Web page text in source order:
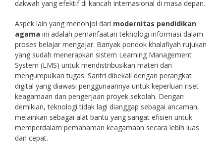
dakwah yang efektif di kancah internasional di masa depan.
Aspek lain yang menonjol dari modernitas pendidikan
agama ini adalah pemanfaatan teknologi informasi dalam
proses belajar mengajar. Banyak pondok khalafiyah rujukan
yang sudah menerapkan sistem Learning Management
System (LMS) untuk mendistribusikan materi dan
mengumpulkan tugas. Santri dibekali dengan perangkat
digital yang diawasi penggunaannya untuk keperluan riset
keagamaan dan pengerjaan proyek sekolah. Dengan
demikian, teknologi tidak lagi dianggap sebagai ancaman,
melainkan sebagai alat bantu yang sangat efisien untuk
memperdalam pemahaman keagamaan secara lebih luas
dan cepat.